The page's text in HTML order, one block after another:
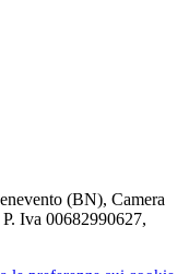
(BN), Camera
Iva 00682990627,